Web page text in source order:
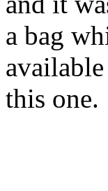
a bag
this one.